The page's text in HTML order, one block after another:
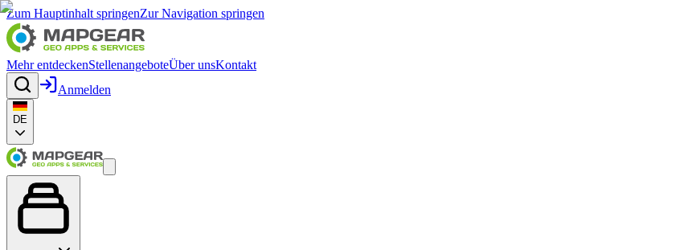
Zum Hauptinhalt springenZur Navigation springen
Mehr entdeckenStellenangeboteÜber unsKontakt
Anmelden
DE